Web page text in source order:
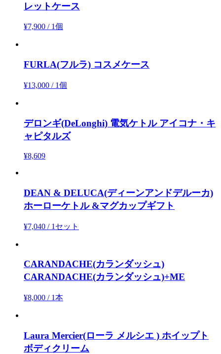
レットケース
¥7,900 / 1個
FURLA(フルラ) コスメケース
¥13,000 / 1個
デロンギ(DeLonghi) 電気ケトル アイコナ・キ
ャピタルズ
¥8,609
DEAN & DELUCA(ディーンアンドデルーカ)
ホーローケトル &マグカップギフト
¥7,040 / 1セット
CARANDACHE(カランダッシュ)
CARANDACHE(カランダッシュ)+ME
¥8,000 / 1本
Laura Mercier(ローラ メルシエ ) ホイップト
ボディクリーム